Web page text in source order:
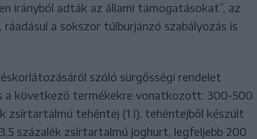
irányból adták az állami támogatásokat”, az
a sokszor túlburjánzó szabályozás is
szóló sürgősségi rendelet
a következő termékekre vonatkozott: 300-500
zsírtartalmú tehéntej (1 l), tehéntejből készült
százalék zsírtartalmú joghurt, legfeljebb 200